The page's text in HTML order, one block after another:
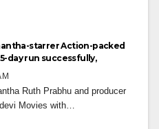
starrer Action-packed
day run successfully,
Ruth Prabhu and producer
Movies with…